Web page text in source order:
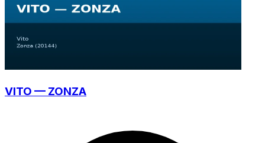
VITO — ZONZA